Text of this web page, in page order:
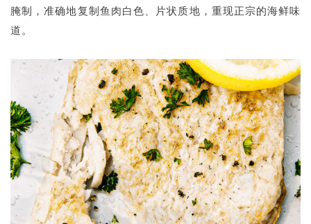
腌制，准确地复制鱼肉白色、片状质地，重现正宗的海鲜味
道。